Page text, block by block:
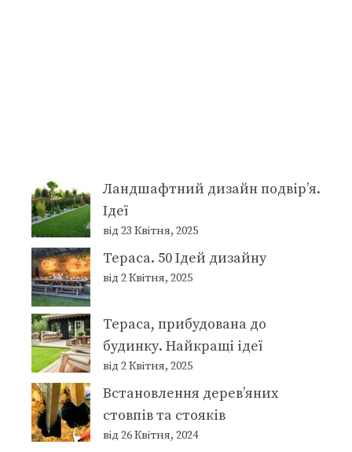
Ландшафтний дизайн подвір’я.
Ідеї
від 23 Квітня, 2025
Тераса. 50 Ідей дизайну
від 2 Квітня, 2025
Тераса, прибудована до
будинку. Найкращі ідеї
від 2 Квітня, 2025
Встановлення дерев’яних
стовпів та стояків
від 26 Квітня, 2024